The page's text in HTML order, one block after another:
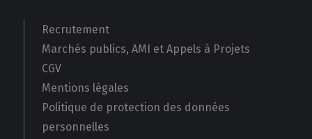
Recrutement
Marchés publics, AMI et Appels à Projets
CGV
Mentions légales
Politique de protection des données
personnelles